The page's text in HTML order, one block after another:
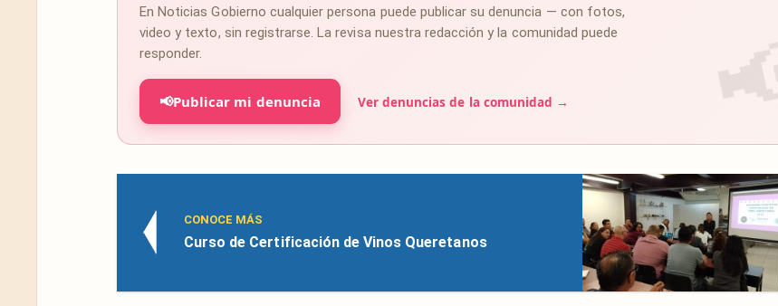
En Noticias Gobierno cualquier persona puede publicar su denuncia — con fotos,
video y texto, sin registrarse. La revisa nuestra redacción y la comunidad puede
responder.
📢Publicar mi denuncia Ver denuncias de la comunidad →
CONOCE MÁS
Curso de Certificación de Vinos Queretanos